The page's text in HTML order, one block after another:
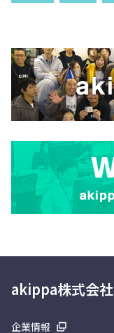
akippa株式会社
企業情報